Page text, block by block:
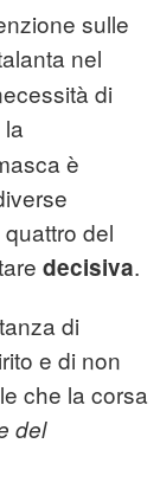
sulle
nel
di
è
del
decisiva.
di
e di non
che la corsa
del